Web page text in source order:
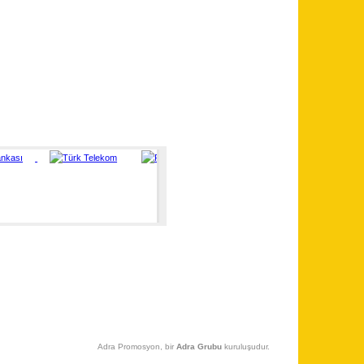
Adra Promosyon, bir Adra Grubukuruluşudur.